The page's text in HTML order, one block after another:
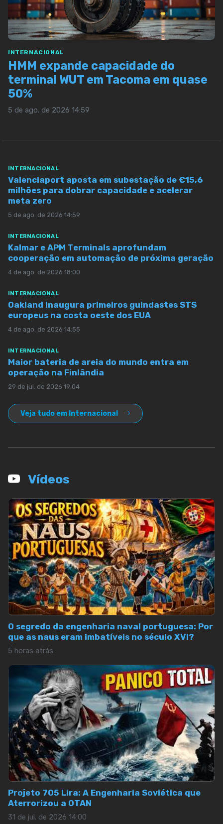
INTERNACIONAL
HMM expande capacidade do
terminal WUT em Tacoma em quase
50%
5 de ago. de 2026 14:59
INTERNACIONAL
Valenciaport aposta em subestação de €15,6
milhões para dobrar capacidade e acelerar
meta zero
5 de ago. de 2026 14:59
INTERNACIONAL
Kalmar e APM Terminals aprofundam
cooperação em automação de próxima geração
4 de ago. de 2026 18:00
INTERNACIONAL
Oakland inaugura primeiros guindastes STS
europeus na costa oeste dos EUA
4 de ago. de 2026 14:55
INTERNACIONAL
Maior bateria de areia do mundo entra em
operação na Finlândia
29 de jul. de 2026 19:04
Veja tudo em Internacional
Vídeos
O segredo da engenharia naval portuguesa: Por
que as naus eram imbatíveis no século XVI?
5 horas atrás
Projeto 705 Lira: A Engenharia Soviética que
Aterrorizou a OTAN
31 de jul. de 2026 14:00